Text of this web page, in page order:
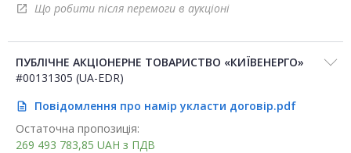
open_in_new Що робити після перемоги в аукціоні
ПУБЛІЧНЕ АКЦІОНЕРНЕ ТОВАРИСТВО «КИЇВЕНЕРГО»
#00131305 (UA-EDR)
description
Повідомлення про намір укласти договір.pdf
Остаточна пропозиція:
269 493 783,85 UAH з ПДВ